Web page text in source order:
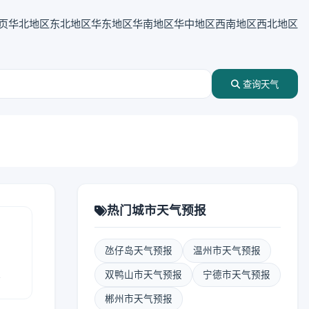
华北地区东北地区华东地区华南地区华中地区西南地区西北地区
查询天气
热门城市天气预报
氹仔岛天气预报 温州市天气预报
双鸭山市天气预报 宁德市天气预报
郴州市天气预报